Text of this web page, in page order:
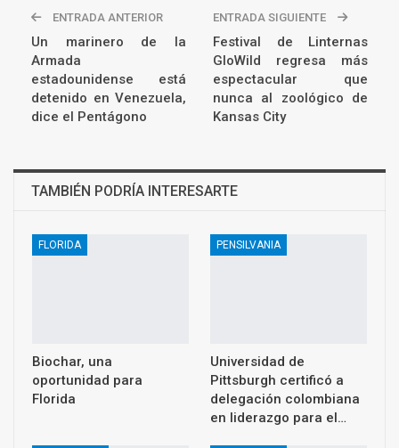
ENTRADA ANTERIOR
Un marinero de la
Armada
estadounidense está
detenido en Venezuela,
dice el Pentágono
ENTRADA SIGUIENTE
Festival de Linternas
GloWild regresa más
espectacular que
nunca al zoológico de
Kansas City
TAMBIÉN PODRÍA INTERESARTE
FLORIDA
Biochar, una
oportunidad para
Florida
PENSILVANIA
Universidad de
Pittsburgh certificó a
delegación colombiana
en liderazgo para el…